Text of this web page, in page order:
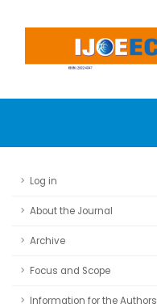
Log in
About the Journal
Archive
Focus and Scope
Information for the Authors